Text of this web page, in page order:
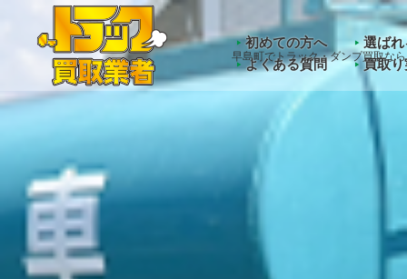
Warning : Undefined array key
早島町でトラック・ダンプ買取な
初めての方へ
選ば
よくある質問
買取